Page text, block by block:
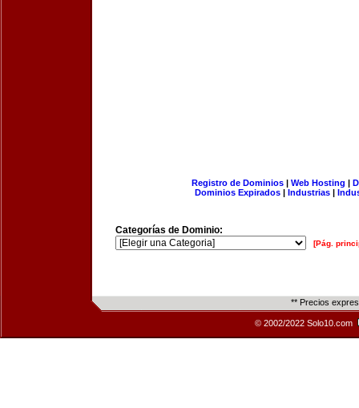
Registro de Dominios| Web Hosting |
Dominios Expirados | Industrias |
Categorías de Dominio:
[Pág.
** Precios
© 2002/2022 Solo10.com